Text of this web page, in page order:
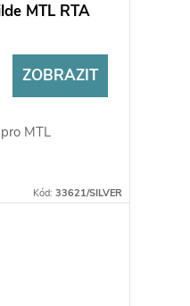
MTL RTA
ZOBRAZIT
MTL
Kód: 33621/SILVER